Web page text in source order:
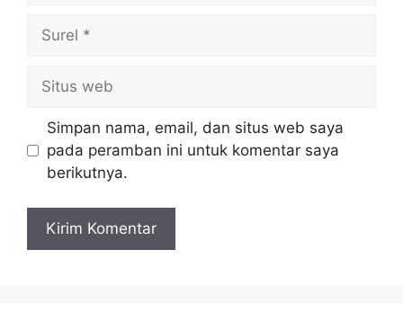
Surel
Situs
web
Simpan nama, email, dan situs web saya
pada peramban ini untuk komentar saya
berikutnya.